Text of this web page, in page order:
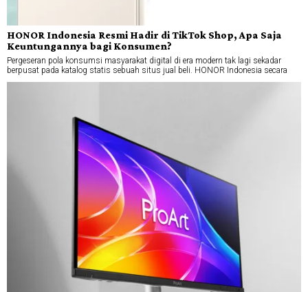
HONOR Indonesia Resmi Hadir di TikTok Shop, Apa Saja
Keuntungannya bagi Konsumen?
Pergeseran pola konsumsi masyarakat digital di era modern tak lagi sekadar
berpusat pada katalog statis sebuah situs jual beli. HONOR Indonesia secara